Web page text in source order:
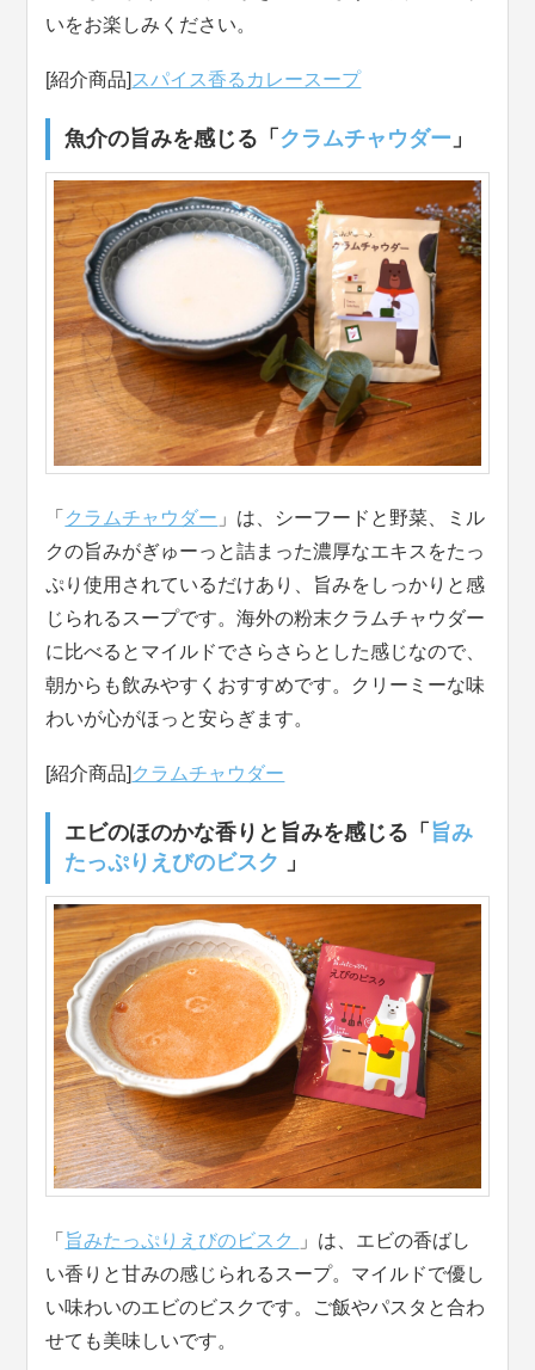
いをお楽しみください。
[紹介商品] スパイス香るカレースープ
魚介の旨みを感じる「 クラムチャウダー 」
「 クラムチャウダー 」は、シーフードと野菜、ミル
クの旨みがぎゅーっと詰まった濃厚なエキスをたっ
ぷり使用されているだけあり、旨みをしっかりと感
じられるスープです。海外の粉末クラムチャウダー
に比べるとマイルドでさらさらとした感じなので、
朝からも飲みやすくおすすめです。クリーミーな味
わいが心がほっと安らぎます。
[紹介商品] クラムチャウダー
エビのほのかな香りと旨みを感じる「 旨み
たっぷりえびのビスク
」
「 旨みたっぷりえびのビスク
」は、エビの香ばし
い香りと甘みの感じられるスープ。マイルドで優し
い味わいのエビのビスクです。ご飯やパスタと合わ
せても美味しいです。